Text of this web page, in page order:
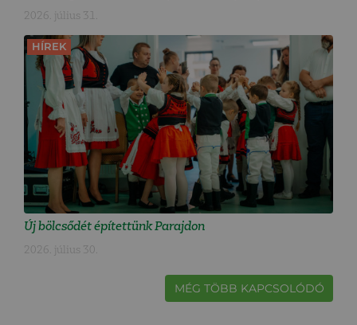
2026. július 31.
HÍREK
Új bölcsődét építettünk Parajdon
2026. július 30.
MÉG TÖBB KAPCSOLÓDÓ